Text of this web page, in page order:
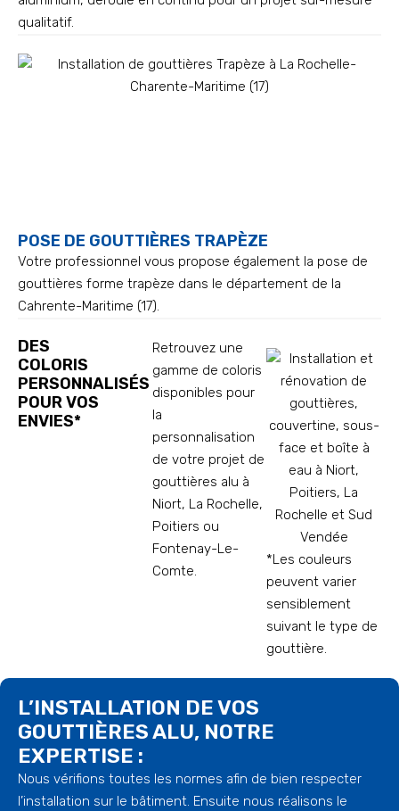
qualitatif.
POSE DE GOUTTIÈRES TRAPÈZE
Votre professionnel vous propose également la pose de
gouttières forme trapèze dans le département de la
Cahrente-Maritime (17).
DES
COLORIS
PERSONNALISÉS
POUR VOS
ENVIES*
Retrouvez une
gamme de coloris
disponibles pour
la
personnalisation
de votre projet de
gouttières alu à
Niort, La Rochelle,
Poitiers ou
Fontenay-Le-
Comte.
*Les couleurs
peuvent varier
sensiblement
suivant le type de
gouttière.
L’INSTALLATION DE VOS
GOUTTIÈRES ALU, NOTRE
EXPERTISE :
Nous vérifions toutes les normes afin de bien respecter
l’installation sur le bâtiment. Ensuite nous réalisons le